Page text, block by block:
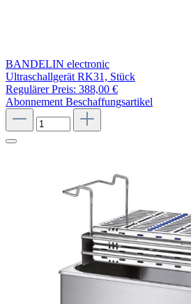
BANDELIN electronic
Ultraschallgerät RK31, Stück
Regulärer Preis: 388,00 €
Abonnement Beschaffungsartikel